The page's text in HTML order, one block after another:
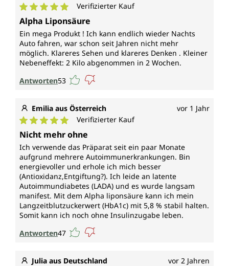
Durchschnittliche Bewertung von 5 von 5 Sternen
Verifizierter Kauf
Alpha Liponsäure
Ein mega Produkt ! Ich kann endlich wieder Nachts
Auto fahren, war schon seit Jahren nicht mehr
möglich. Klareres Sehen und klareres Denken . Kleiner
Nebeneffekt: 2 Kilo abgenommen in 2 Wochen.
Antworten53
Emilia aus Österreich vor 1 Jahr
Durchschnittliche Bewertung von 5 von 5 Sternen
Verifizierter Kauf
Nicht mehr ohne
Ich verwende das Präparat seit ein paar Monate
aufgrund mehrere Autoimmunerkrankungen. Bin
energievoller und erhole ich mich besser
(Antioxidanz,Entgiftung?). Ich leide an latente
Autoimmundiabetes (LADA) und es wurde langsam
manifest. Mit dem Alpha liponsäure kann ich mein
Langzeitblutzuckerwert (HbA1c) mit 5,8 % stabil halten.
Somit kann ich noch ohne Insulinzugabe leben.
Antworten47
Julia aus Deutschland vor 2 Jahren